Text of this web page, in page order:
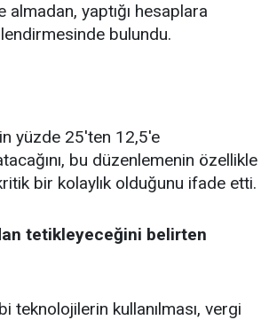
yaptığı hesaplara
bulundu.
yüzde 25'ten 12,5'e
bu düzenlemenin özellikle
bir kolaylık olduğunu ifade etti.
tetikleyeceğini belirten
teknolojilerin kullanılması, vergi